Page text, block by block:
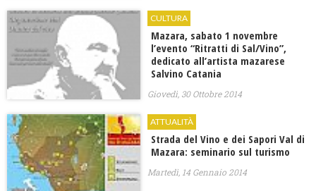
CULTURA
Mazara, sabato 1 novembre
l’evento “Ritratti di Sal/Vino”,
dedicato all’artista mazarese
Salvino Catania
Giovedì, 30 Ottobre 2014
ATTUALITÀ
Strada del Vino e dei Sapori Val di
Mazara: seminario sul turismo
Martedì, 14 Gennaio 2014